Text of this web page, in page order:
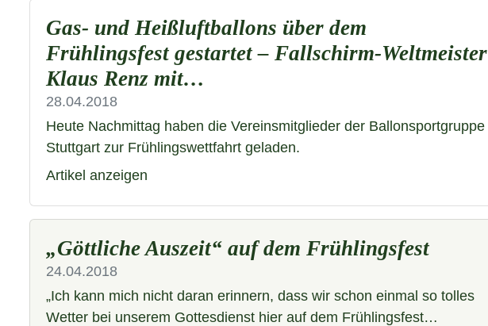
Gas- und Heißluftballons über dem
Frühlingsfest gestartet – Fallschirm-Weltmeister
Klaus Renz mit…
28.04.2018
Heute Nachmittag haben die Vereinsmitglieder der Ballonsportgruppe
Stuttgart zur Frühlingswettfahrt geladen.
Artikel anzeigen
„Göttliche Auszeit“ auf dem Frühlingsfest
24.04.2018
„Ich kann mich nicht daran erinnern, dass wir schon einmal so tolles
Wetter bei unserem Gottesdienst hier auf dem Frühlingsfest…